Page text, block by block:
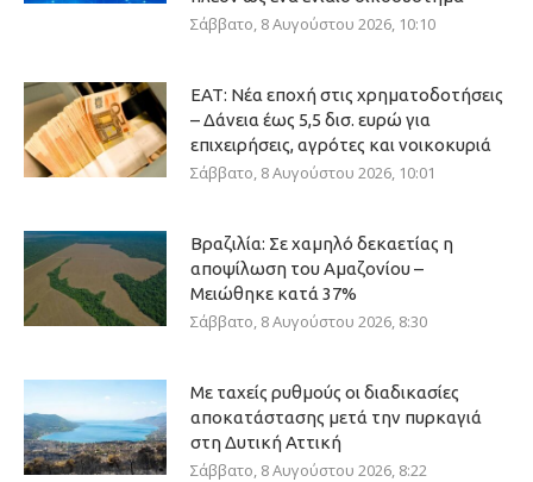
Σάββατο, 8 Αυγούστου 2026, 10:10
ΕΑΤ: Νέα εποχή στις χρηματοδοτήσεις
– Δάνεια έως 5,5 δισ. ευρώ για
επιχειρήσεις, αγρότες και νοικοκυριά
Σάββατο, 8 Αυγούστου 2026, 10:01
Βραζιλία: Σε χαμηλό δεκαετίας η
αποψίλωση του Αμαζονίου –
Μειώθηκε κατά 37%
Σάββατο, 8 Αυγούστου 2026, 8:30
Με ταχείς ρυθμούς οι διαδικασίες
αποκατάστασης μετά την πυρκαγιά
στη Δυτική Αττική
Σάββατο, 8 Αυγούστου 2026, 8:22